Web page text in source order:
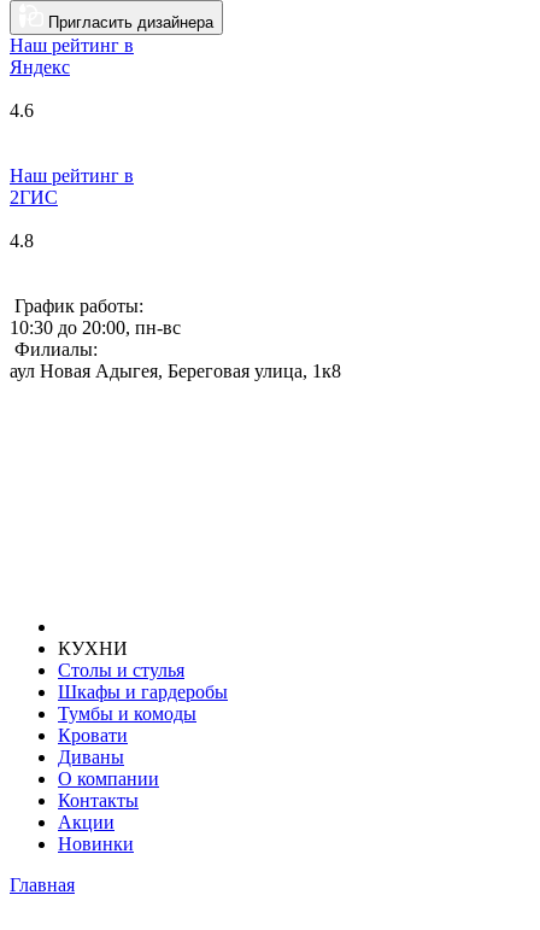
Пригласить дизайнера
Наш рейтинг в
Яндекс
4.6
Наш рейтинг в
2ГИС
4.8
График работы:
10:30 до 20:00, пн-вс
Филиалы:
аул Новая Адыгея, Береговая улица, 1к8
КУХНИ
Столы и стулья
Шкафы и гардеробы
Тумбы и комоды
Кровати
Диваны
О компании
Контакты
Акции
Новинки
Главная